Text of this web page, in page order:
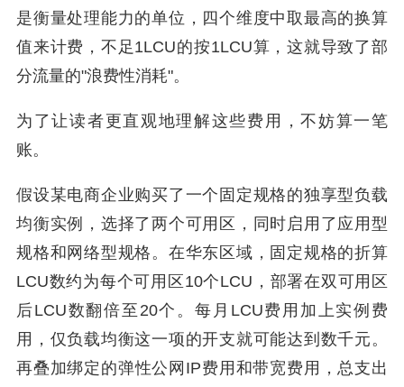
是衡量处理能力的单位，四个维度中取最高的换算
值来计费，不足1LCU的按1LCU算，这就导致了部
分流量的"浪费性消耗"。
为了让读者更直观地理解这些费用，不妨算一笔
账。
假设某电商企业购买了一个固定规格的独享型负载
均衡实例，选择了两个可用区，同时启用了应用型
规格和网络型规格。在华东区域，固定规格的折算
LCU数约为每个可用区10个LCU，部署在双可用区
后LCU数翻倍至20个。每月LCU费用加上实例费
用，仅负载均衡这一项的开支就可能达到数千元。
再叠加绑定的弹性公网IP费用和带宽费用，总支出